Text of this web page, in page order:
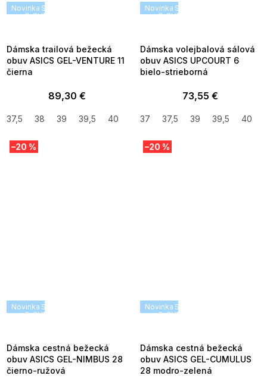
Novinka SUMMER SALE -35% ?
G_SUMMER35:35:EUR:P:f!2026-
Dámska trailová bežecká
obuv ASICS GEL-VENTURE 11
čierna
89,30 €
37,5 38 39 39,5 40 40,5 42 41,5
Novinka SUMMER SALE -35% ?
Dámska volejbalová sálová
obuv ASICS UPCOURT 6
bielo-strieborná
73,55 €
37 37,5 39 39,5 40
Novinka SUMMER SALE -35% ?
G_SUMMER35:35:EUR:P:f!2026-
–20 %
Dámska cestná bežecká
obuv ASICS GEL-NIMBUS 28
čierno-ružová
Novinka SUMMER SALE -35% ?
–20 %
Dámska cestná bežecká
obuv ASICS GEL-CUMULUS
28 modro-zelená